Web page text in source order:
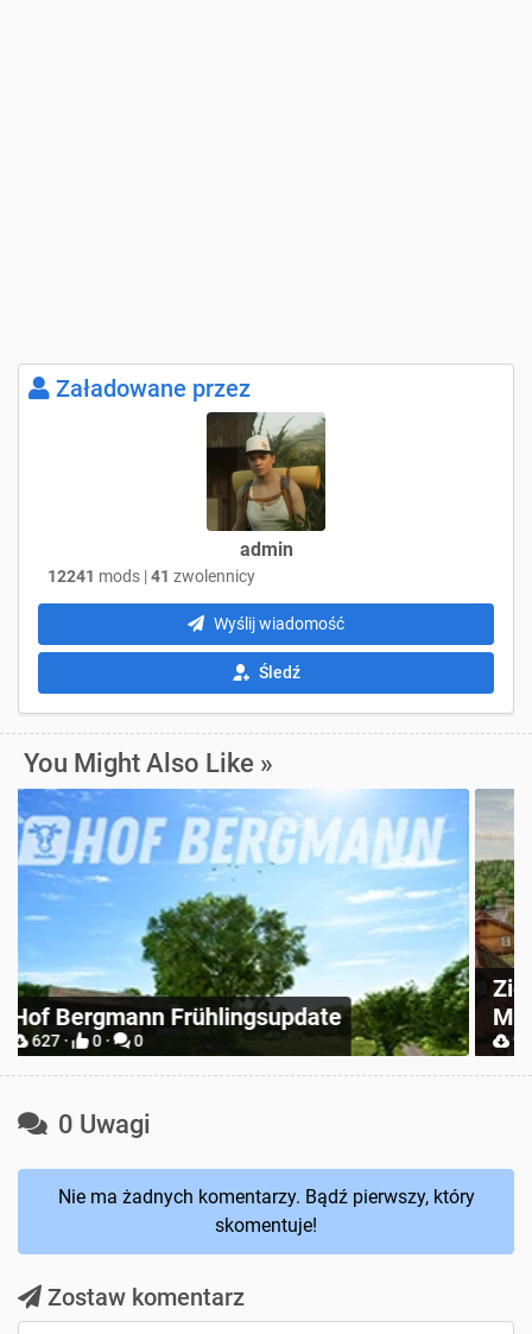
Załadowane przez
admin
12241 mods |41 zwolennicy
Wyślij wiadomość
Śledź
You Might Also Like »
Zielonka Poland Base Map for
Mappers
904 · 2 ·
0 Uwagi
Nie ma żadnych komentarzy. Bądź pierwszy, który
skomentuje!
Zostaw komentarz